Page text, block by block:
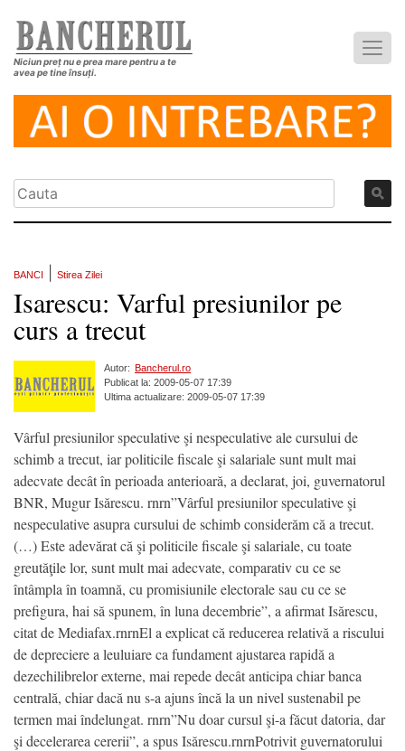
Niciun preț nu e prea mare pentru a te
avea pe tine însuți.
BANCI Stirea Zilei
Isarescu: Varful presiunilor pe
curs a trecut
Autor: Bancherul.ro
Publicat la: 2009-05-07 17:39
Ultima actualizare: 2009-05-07 17:39
Vârful presiunilor speculative şi nespeculative ale cursului de
schimb a trecut, iar politicile fiscale şi salariale sunt mult mai
adecvate decât în perioada anterioară, a declarat, joi, guvernatorul
BNR, Mugur Isărescu. rnrn”Vârful presiunilor speculative şi
nespeculative asupra cursului de schimb considerăm că a trecut.
(…) Este adevărat că şi politicile fiscale şi salariale, cu toate
greutăţile lor, sunt mult mai adecvate, comparativ cu ce se
întâmpla în toamnă, cu promisiunile electorale sau cu ce se
prefigura, hai să spunem, în luna decembrie”, a afirmat Isărescu,
citat de Mediafax.rnrnEl a explicat că reducerea relativă a riscului
de depreciere a leuluiare ca fundament ajustarea rapidă a
dezechilibrelor externe, mai repede decât anticipa chiar banca
centrală, chiar dacă nu s-a ajuns încă la un nivel sustenabil pe
termen mai îndelungat. rnrn”Nu doar cursul şi-a făcut datoria, dar
şi decelerarea cererii”, a spus Isărescu.rnrnPotrivit guvernatorului